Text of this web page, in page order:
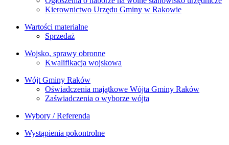
Kierownictwo Urzędu Gminy w Rakowie
Wartości materialne
Sprzedaż
Wojsko, sprawy obronne
Kwalifikacja wojskowa
Wójt Gminy Raków
Oświadczenia majątkowe Wójta Gminy Raków
Zaświadczenia o wyborze wójta
Wybory / Referenda
Wystąpienia pokontrolne